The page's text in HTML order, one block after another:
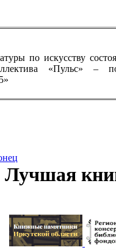
по искусству
«Пульс» –
Лучшая